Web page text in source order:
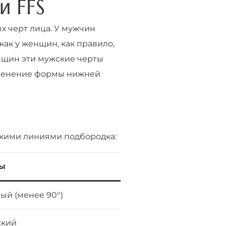
FFS
черт лица. У мужчин
у женщин, как правило,
эти мужские черты
формы нижней
линиями подбородка:
(менее 90°)